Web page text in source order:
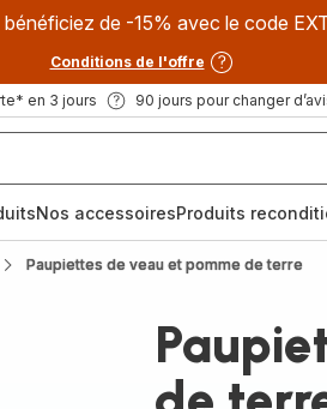
de -15% avec le code
Conditions de l'offre
en 3 jours 90 jours pour changer
Nos accessoiresProduits
Paupiettes de veau et pomme de terre